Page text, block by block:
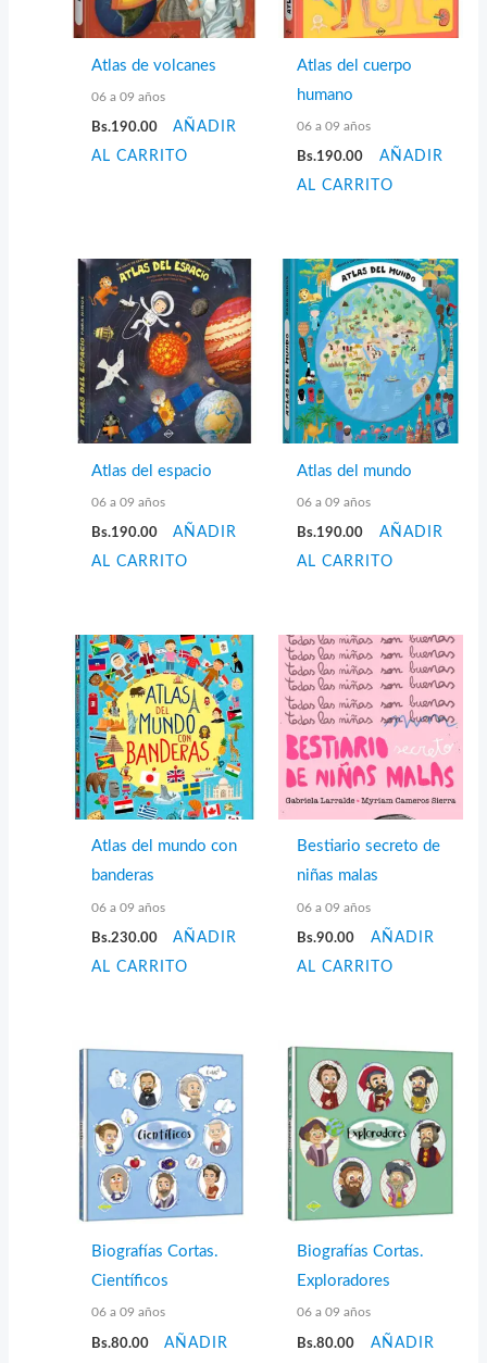
Atlas de volcanes
06 a 09 años
Bs.190.00
AÑADIR
AL CARRITO
Atlas del cuerpo
humano
06 a 09 años
Bs.190.00
AÑADIR
AL CARRITO
Atlas del espacio
06 a 09 años
Bs.190.00
AÑADIR
AL CARRITO
Atlas del mundo
06 a 09 años
Bs.190.00
AÑADIR
AL CARRITO
Atlas del mundo con
banderas
06 a 09 años
Bs.230.00
AÑADIR
AL CARRITO
Bestiario secreto de
niñas malas
06 a 09 años
Bs.90.00
AÑADIR
AL CARRITO
Biografías Cortas.
Científicos
06 a 09 años
Bs.80.00
AÑADIR
Biografías Cortas.
Exploradores
06 a 09 años
Bs.80.00
AÑADIR